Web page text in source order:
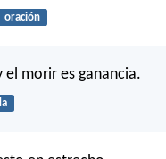
oración
el morir es ganancia.